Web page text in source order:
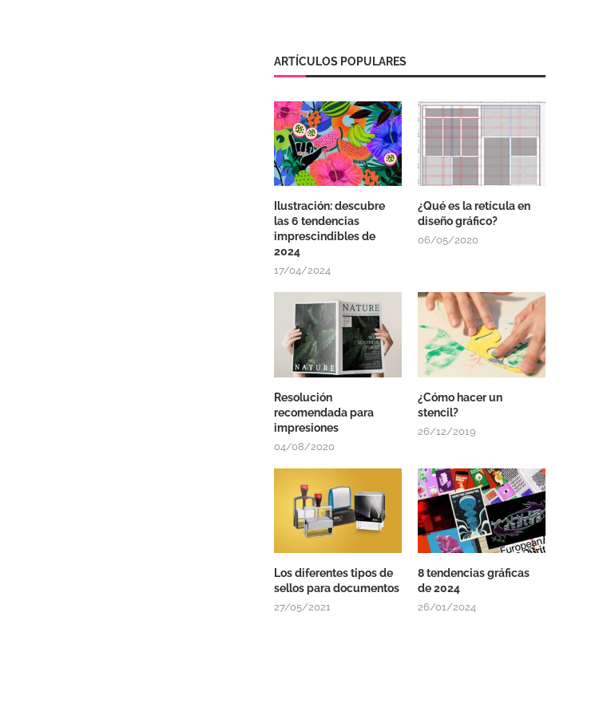
ARTÍCULOS POPULARES
Ilustración: descubre
las 6 tendencias
imprescindibles de
2024
17/04/2024
¿Qué es la retícula en
diseño gráfico?
06/05/2020
Resolución
recomendada para
impresiones
04/08/2020
¿Cómo hacer un
stencil?
26/12/2019
Los diferentes tipos de
sellos para documentos
27/05/2021
8 tendencias gráficas
de 2024
26/01/2024